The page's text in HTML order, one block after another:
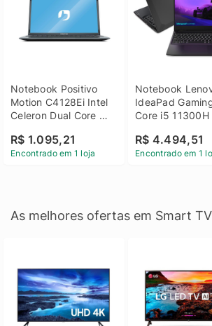
Notebook Positivo
Motion C4128Ei Intel
Celeron Dual Core
Linux 14 - 3002181
R$ 1.095,21
Encontrado em 1 loja
Notebook
IdeaPad
Core i5 11300H
GTX 1650 4GB
FHD Linux -
R$ 4.494,51
Encontrado em 1
As melhores ofertas em Smart TV